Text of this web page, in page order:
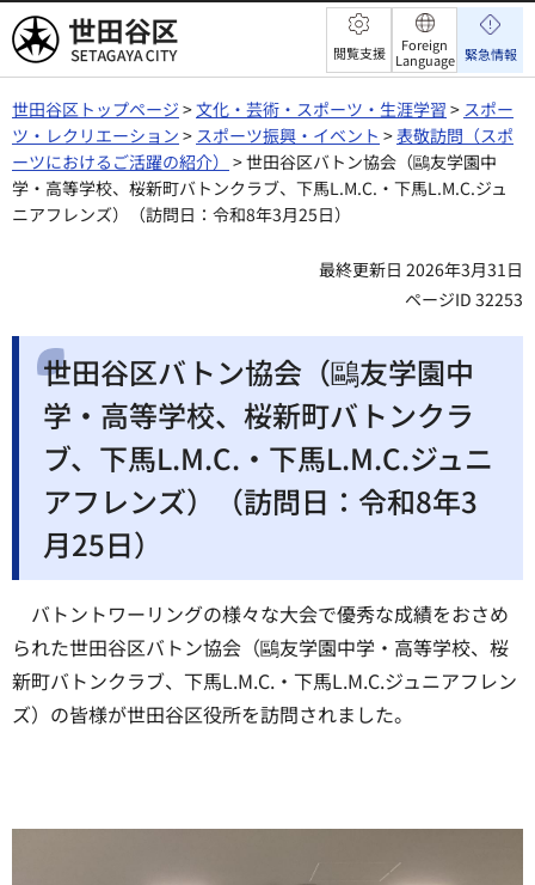
世田谷区 閲覧支援
Foreign
Language 緊急情報
世田谷区トップページ >文化・芸術・スポーツ・生涯学習 > スポー
ツ・レクリエーション > スポーツ振興・イベント >表敬訪問（スポ
ーツにおけるご活躍の紹介） > 世田谷区バトン協会（鷗友学園中
学・高等学校、桜新町バトンクラブ、下馬L.M.C.・下馬L.M.C.ジュ
ニアフレンズ）（訪問日：令和8年3月25日）
最終更新日 2026年3月31日
ページID 32253
世田谷区バトン協会（鷗友学園中
学・高等学校、桜新町バトンクラ
ブ、下馬L.M.C.・下馬L.M.C.ジュニ
アフレンズ）（訪問日：令和8年3
月25日）
バトントワーリングの様々な大会で優秀な成績をおさめ
られた世田谷区バトン協会（鷗友学園中学・高等学校、桜
新町バトンクラブ、下馬L.M.C.・下馬L.M.C.ジュニアフレン
ズ）の皆様が世田谷区役所を訪問されました。